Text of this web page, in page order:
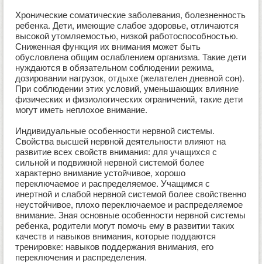
Хронические соматические заболевания, болезненность
ребенка. Дети, имеющие слабое здоровье, отличаются
высокой утомляемостью, низкой работоспособностью.
Сниженная функция их внимания может быть
обусловлена общим ослаблением организма. Такие дети
нуждаются в обязательном соблюдении режима,
дозировании нагрузок, отдыхе (желателен дневной сон).
При соблюдении этих условий, уменьшающих влияние
физических и физиологических ограничений, такие дети
могут иметь неплохое внимание.
Индивидуальные особенности нервной системы.
Свойства высшей нервной деятельности влияют на
развитие всех свойств внимания: для учащихся с
сильной и подвижной нервной системой более
характерно внимание устойчивое, хорошо
переключаемое и распределяемое. Учащимся с
инертной и слабой нервной системой более свойственно
неустойчивое, плохо переключаемое и распределяемое
внимание. Зная основные особенности нервной системы
ребенка, родители могут помочь ему в развитии таких
качеств и навыков внимания, которые поддаются
тренировке: навыков поддержания внимания, его
переключения и распределения.